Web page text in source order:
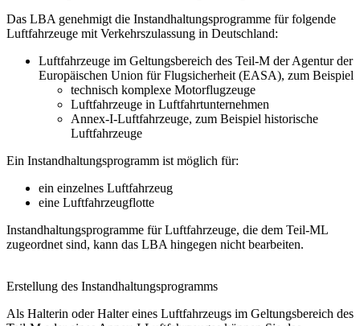
Das LBA genehmigt die Instandhaltungsprogramme für folgende
Luftfahrzeuge mit Verkehrszulassung in Deutschland:
Luftfahrzeuge im Geltungsbereich des Teil-M der Agentur der
Europäischen Union für Flugsicherheit (EASA), zum Beispiel
technisch komplexe Motorflugzeuge
Luftfahrzeuge in Luftfahrtunternehmen
Annex-I-Luftfahrzeuge, zum Beispiel historische
Luftfahrzeuge
Ein Instandhaltungsprogramm ist möglich für:
ein einzelnes Luftfahrzeug
eine Luftfahrzeugflotte
Instandhaltungsprogramme für Luftfahrzeuge, die dem Teil-ML
zugeordnet sind, kann das LBA hingegen nicht bearbeiten.
Erstellung des Instandhaltungsprogramms
Als Halterin oder Halter eines Luftfahrzeugs im Geltungsbereich des